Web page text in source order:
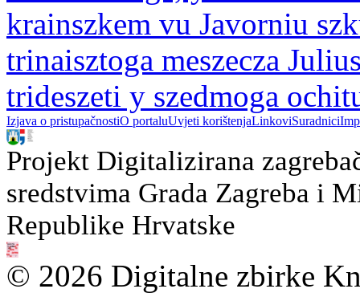
krainszkem vu Javorniu
trinaisztoga meszecza
trideszeti y szedmoga
Izjava o pristupačnostiO portaluUvjeti korištenjaLinkoviSuradnici
Projekt Digitalizirana
sredstvima Grada Zagreba i
Republike Hrvatske
© 2026 Digitalne zbirke